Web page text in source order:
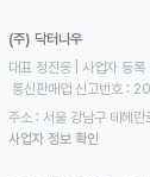
(주) 닥터나우
대표 정진웅 | 사업자
통신판매업 신고번호
주소 : 서울 강남구 테헤
사업자 정보 확인